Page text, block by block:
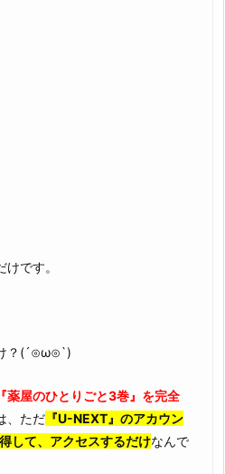
です。
？(´⊙ω⊙`)
『薬屋のひとりごと3巻』を完全
、ただ 『U-NEXT』のアカウン
して、アクセスするだけなんで